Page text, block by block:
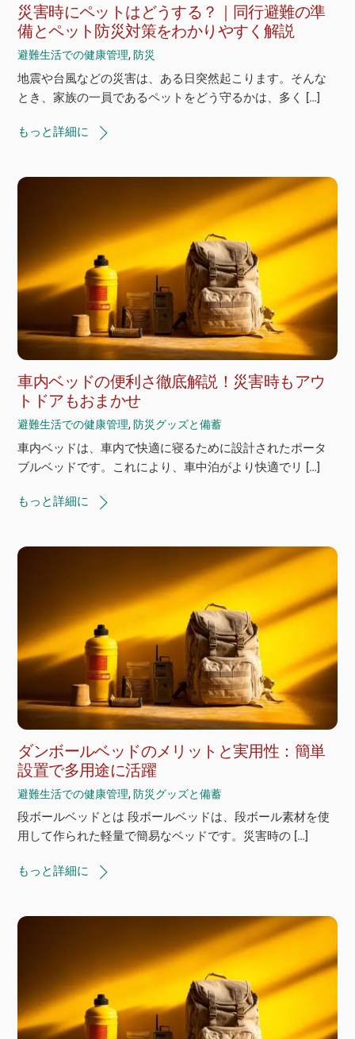
災害時にペットはどうする？｜同行避難の準
備とペット防災対策をわかりやすく解説
避難生活での健康管理, 防災
地震や台風などの災害は、ある日突然起こります。そんな
とき、家族の一員であるペットをどう守るかは、多く […]
もっと詳細に
車内ベッドの便利さ徹底解説！災害時もアウ
トドアもおまかせ
避難生活での健康管理, 防災グッズと備蓄
車内ベッドは、車内で快適に寝るために設計されたポータ
ブルベッドです。これにより、車中泊がより快適でリ […]
もっと詳細に
ダンボールベッドのメリットと実用性：簡単
設置で多用途に活躍
避難生活での健康管理, 防災グッズと備蓄
段ボールベッドとは 段ボールベッドは、段ボール素材を使
用して作られた軽量で簡易なベッドです。災害時の […]
もっと詳細に